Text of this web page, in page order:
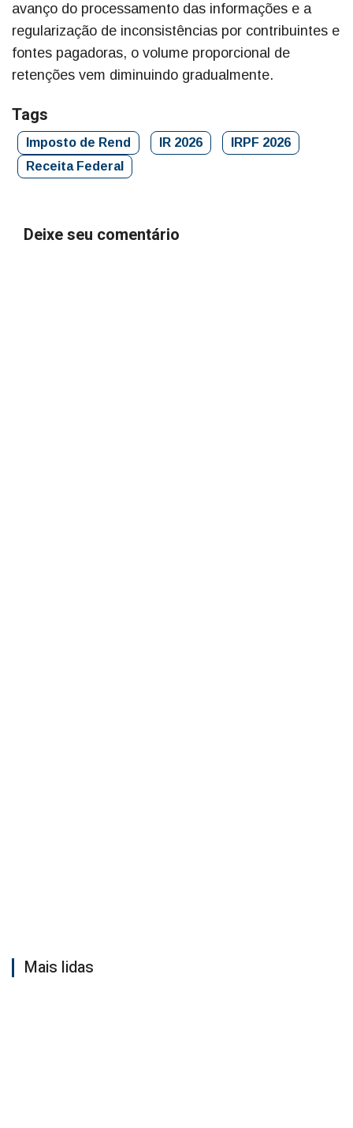
avanço do processamento das informações e a
regularização de inconsistências por contribuintes e
fontes pagadoras, o volume proporcional de
retenções vem diminuindo gradualmente.
Tags
Imposto de Rend IR 2026
IRPF 2026
Receita Federal
Deixe seu comentário
Mais lidas